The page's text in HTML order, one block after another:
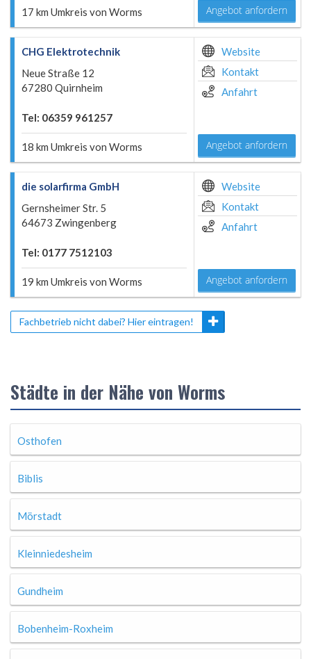
17 km Umkreis von Worms Angebot anfordern
CHG Elektrotechnik
Neue Straße 12
67280 Quirnheim
Tel: 06359 961257
18 km Umkreis von Worms
Website
Kontakt
Anfahrt
Angebot anfordern
die solarfirma GmbH
Gernsheimer Str. 5
64673 Zwingenberg
Tel: 0177 7512103
19 km Umkreis von Worms
Website
Kontakt
Anfahrt
Angebot anfordern
Fachbetrieb nicht dabei? Hier eintragen!
Städte in der Nähe von Worms
Osthofen
Biblis
Mörstadt
Kleinniedesheim
Gundheim
Bobenheim-Roxheim